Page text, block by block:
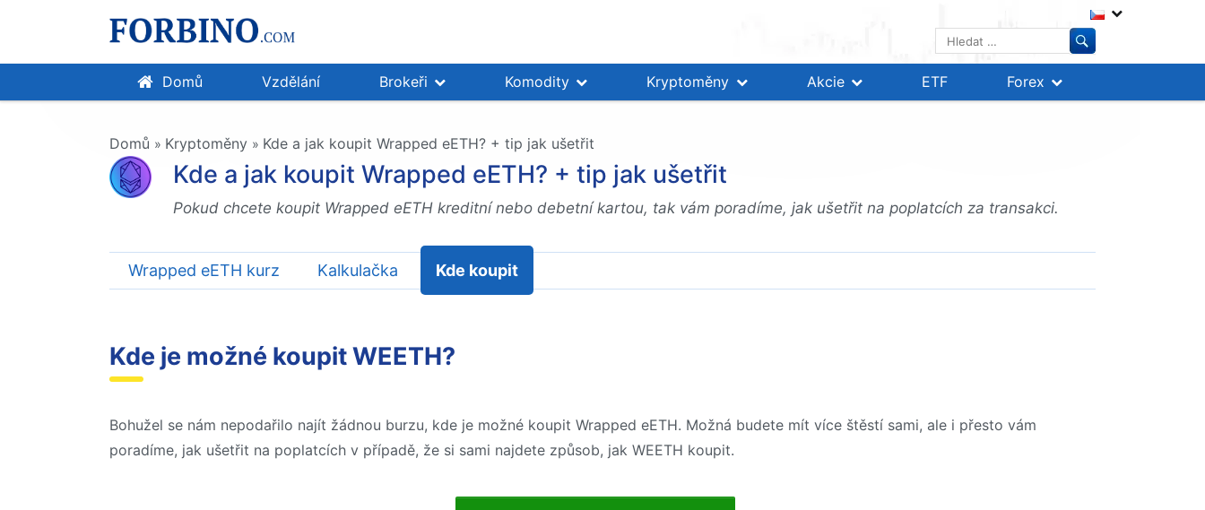
Vyhledávání
Domů Vzdělání Brokeři Komodity Kryptoměny Akcie ETF Forex
Domů » Kryptoměny » Kde a jak koupit Wrapped eETH? + tip jak ušetřit
Kde a jak koupit Wrapped eETH? + tip jak ušetřit
Pokud chcete koupit Wrapped eETH kreditní nebo debetní kartou, tak vám poradíme, jak ušetřit na poplatcích za transakci.
Wrapped eETH kurz Kalkulačka Kde koupit
Kde je možné koupit WEETH?
Bohužel se nám nepodařilo najít žádnou burzu, kde je možné koupit Wrapped eETH. Možná budete mít více štěstí sami, ale i přesto vám
poradíme, jak ušetřit na poplatcích v případě, že si sami najdete způsob, jak WEETH koupit.